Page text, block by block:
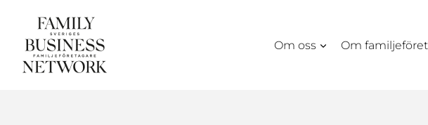
content
Om oss Om